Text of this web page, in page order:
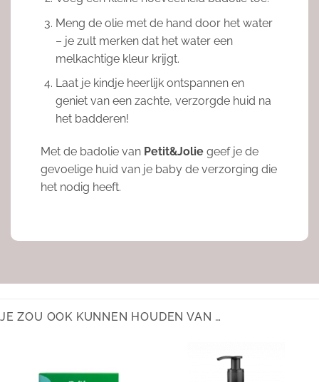
Meng de olie met de hand door het water
– je zult merken dat het water een
melkachtige kleur krijgt.
Laat je kindje heerlijk ontspannen en
geniet van een zachte, verzorgde huid na
het badderen!
Met de badolie van Petit&Jolie geef je de
gevoelige huid van je baby de verzorging die
het nodig heeft.
JE ZOU OOK KUNNEN HOUDEN VAN …